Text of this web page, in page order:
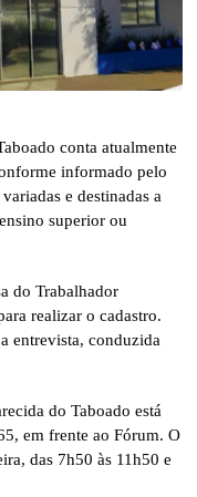
conta atualmente
informado pelo
e destinadas a
superior ou
do Trabalhador
realizar o cadastro.
entrevista, conduzida
do Taboado está
em frente ao Fórum. O
das 7h50 às 11h50 e